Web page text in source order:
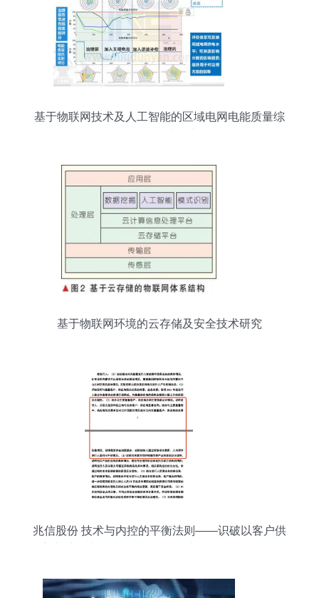
基于物联网技术及人工智能的区域电网电能质量综
基于物联网环境的云存储及安全技术研究
兆信股份 技术与内控的平衡法则——识破以客户供